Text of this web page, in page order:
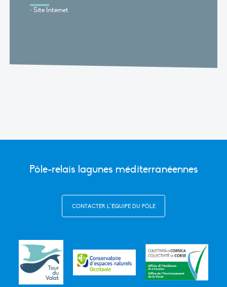
Site Internet
Pôle-relais lagunes méditerranéennes
CONTACTER L’ÉQUIPE DU PÔLE